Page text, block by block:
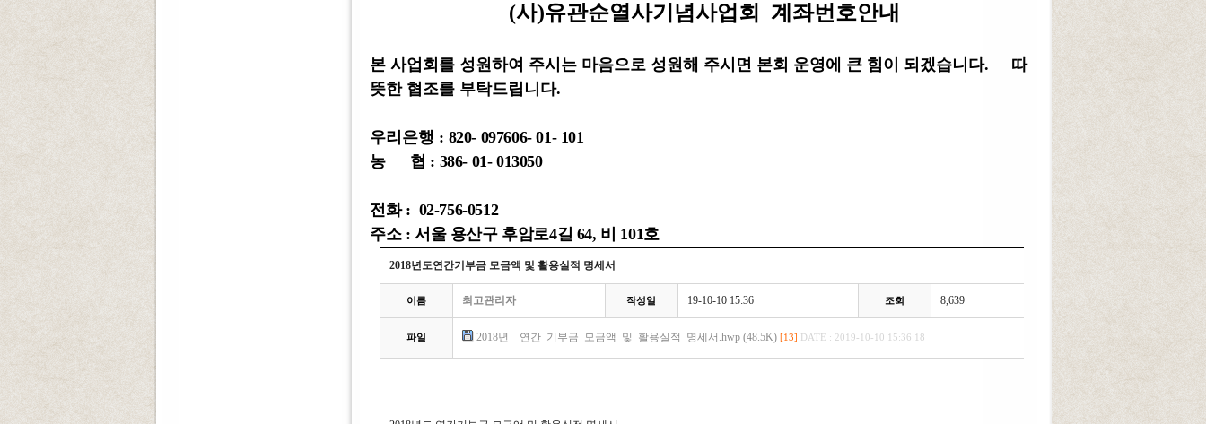
(사)유관순열사기념사업회 계좌번호안내
본 사업회를 성원하여 주시는 마음으로 성원해 주시면 본회 운영에 큰 힘이 되겠습니다. 따
뜻한 협조를 부탁드립니다.
우리은행 : 820- 097606- 01- 101
농 협 : 386- 01- 013050
전화 : 02-756-0512
주소 : 서울 용산구 후암로4길 64, 비 101호
2018년도연간기부금 모금액 및 활용실적 명세서
이름 최고관리자 작성일 19-10-10 15:36 조회 8,639
파일 2018년__연간_기부금_모금액_및_활용실적_명세서.hwp (48.5K) [13] DATE : 2019-10-10 15:36:18